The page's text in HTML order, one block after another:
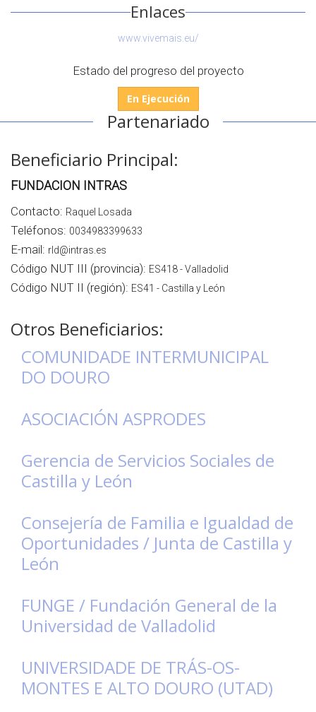
Enlaces
www.vivemais.eu/
Estado del progreso del proyecto
En Ejecución
Partenariado
Beneficiario Principal:
FUNDACION INTRAS
Contacto: Raquel Losada
Teléfonos: 0034983399633
E-mail: rld@intras.es
Código NUT III (provincia): ES418 - Valladolid
Código NUT II (región): ES41 - Castilla y León
Otros Beneficiarios:
COMUNIDADE INTERMUNICIPAL
DO DOURO
ASOCIACIÓN ASPRODES
Gerencia de Servicios Sociales de
Castilla y León
Consejería de Familia e Igualdad de
Oportunidades / Junta de Castilla y
León
FUNGE / Fundación General de la
Universidad de Valladolid
UNIVERSIDADE DE TRÁS-OS-
MONTES E ALTO DOURO (UTAD)